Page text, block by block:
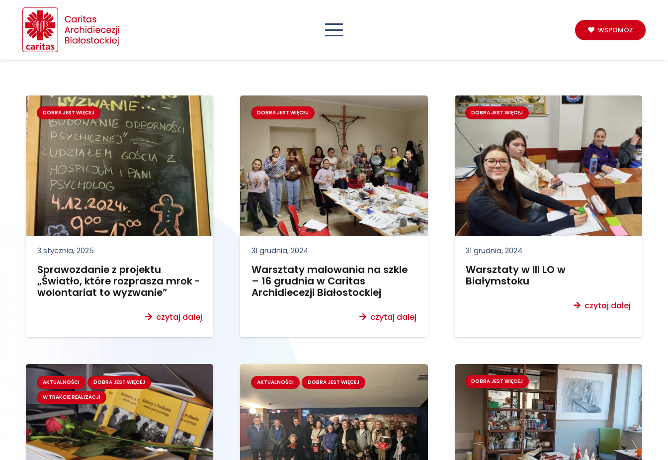
WSPOMÓŻ
DOBRA JEST WIĘCEJ
3 stycznia, 2025
Sprawozdanie z projektu
„Światło, które rozprasza mrok -
wolontariat to wyzwanie”
czytaj dalej
DOBRA JEST WIĘCEJ
31 grudnia, 2024
Warsztaty malowania na szkle
– 16 grudnia w Caritas
Archidiecezji Białostockiej
czytaj dalej
DOBRA JEST WIĘCEJ
31 grudnia, 2024
Warsztaty w III LO w
Białymstoku
czytaj dalej
AKTUALNOŚCI
DOBRA JEST WIĘCEJ
W TRAKCIE REALIZACJI
AKTUALNOŚCI DOBRA JEST WIĘCEJ DOBRA JEST WIĘCEJ